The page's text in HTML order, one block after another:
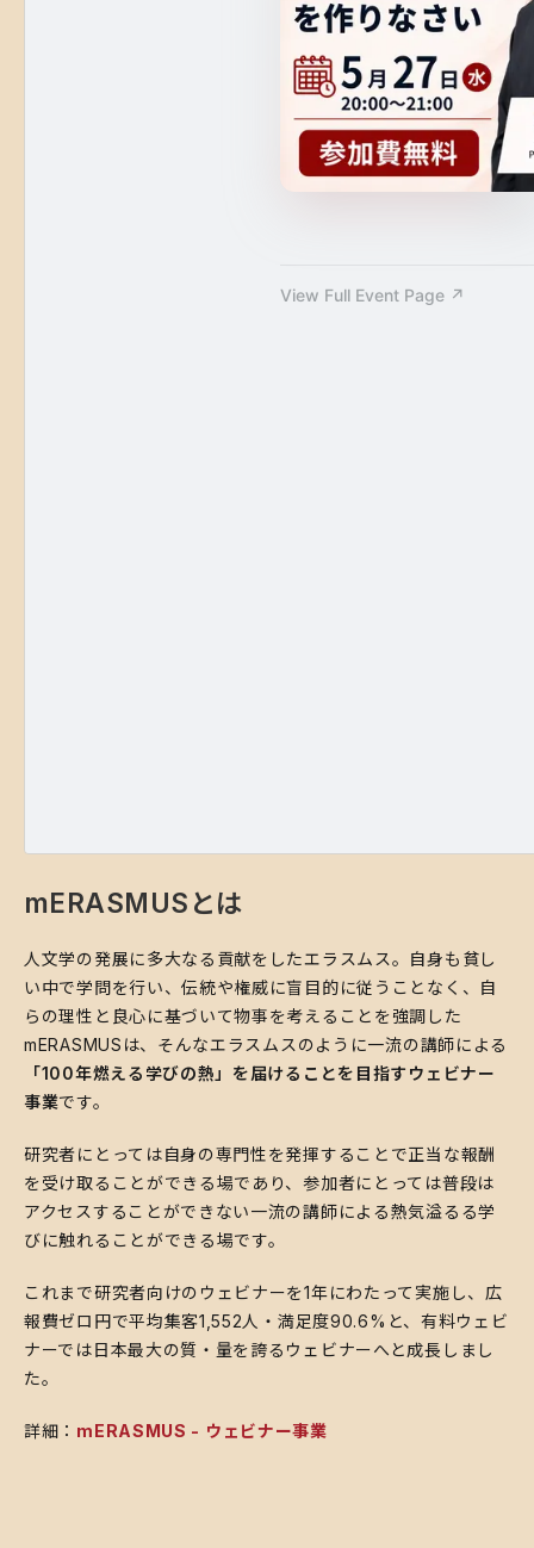
mERASMUSとは
人文学の発展に多大なる貢献をしたエラスムス。自身も貧し
い中で学問を行い、伝統や権威に盲目的に従うことなく、自
らの理性と良心に基づいて物事を考えることを強調した
mERASMUSは、そんなエラスムスのように一流の講師による
「100年燃える学びの熱」を届けることを目指すウェビナー
事業です。
研究者にとっては自身の専門性を発揮することで正当な報酬
を受け取ることができる場であり、参加者にとっては普段は
アクセスすることができない一流の講師による熱気溢るる学
びに触れることができる場です。
これまで研究者向けのウェビナーを1年にわたって実施し、広
報費ゼロ円で平均集客1,552人・満足度90.6%と、有料ウェビ
ナーでは日本最大の質・量を誇るウェビナーへと成長しまし
た。
詳細： mERASMUS - ウェビナー事業